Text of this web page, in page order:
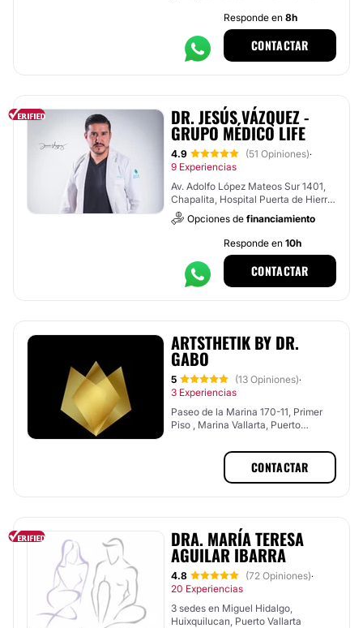
Responde en 8h
CONTACTAR
DR. JESÚS VÁZQUEZ -
GRUPO MÉDICO LIFE
4.9 (51 Opiniones)·
9 Experiencias
Av. Adolfo López Mateos Sur 1401,
Chapalita, Hospital Puerta de Hierro
, Tlajomulco de Zúñiga
Opciones de financiamiento
Responde en 10h
CONTACTAR
ARTSTHETIK BY DR.
GABO
5 (13 Opiniones)·
3 Experiencias
Paseo de la Marina 170-11, Primer
Piso , Marina Vallarta, Puerto
CONTACTAR
DRA. MARÍA TERESA
AGUILAR IBARRA
4.8 (72 Opiniones)·
20 Experiencias
3 sedes en Miguel Hidalgo,
Huixquilucan, Puerto Vallarta